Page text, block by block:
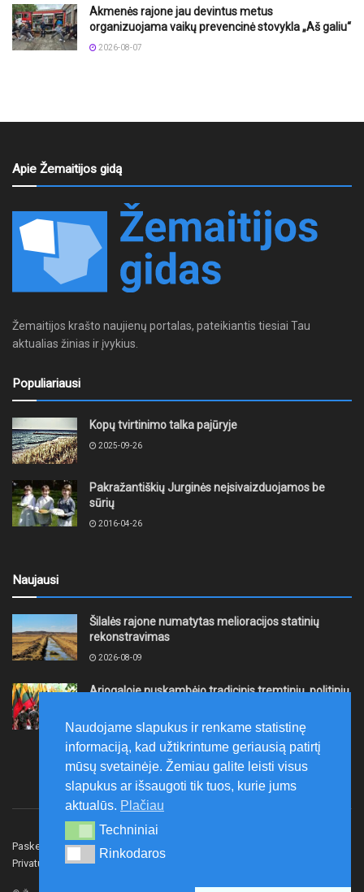
Akmenės rajone jau devintus metus
organizuojama vaikų prevencinė stovykla „Aš galiu“
2026-08-07
Apie Žemaitijos gidą
Žemaitijos krašto naujienų portalas, pateikiantis tiesiai Tau
aktualias žinias ir įvykius.
Populiariausi
Kopų tvirtinimo talka pajūryje
2025-09-26
Pakražantiškių Jurginės neįsivaizduojamos be
sūrių
2016-04-26
Naujausi
Šilalės rajone numatytas melioracijos statinių
rekonstravimas
2026-08-09
Ariogaloje nuskambėjo tradicinis tremtinių, politinių
širdy“
2026-08-08
Paskelbk naujieną Rašyti redakcijai
Privatumo politika
Naudojame slapukus ir renkame statistinę
informaciją, kad užtikrintume geriausią patirtį
mūsų svetainėje. Žemiau galite leisti visus
slapukus ar išsaugoti tik tuos, kurie jums
aktualūs. Plačiau
Techniniai
Techniniai
Rinkodaros
Rinkodaros